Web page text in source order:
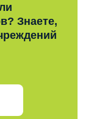
Знаете,